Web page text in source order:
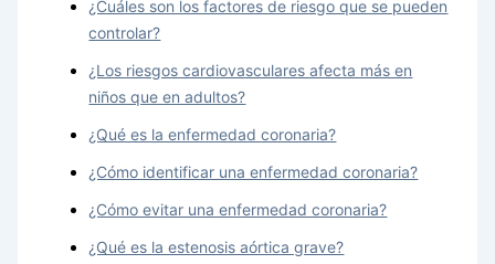
¿Cuáles son los factores de riesgo que se pueden
controlar?
¿Los riesgos cardiovasculares afecta más en
niños que en adultos?
¿Qué es la enfermedad coronaria?
¿Cómo identificar una enfermedad coronaria?
¿Cómo evitar una enfermedad coronaria?
¿Qué es la estenosis aórtica grave?